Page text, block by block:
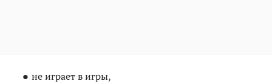
не играет в игры,